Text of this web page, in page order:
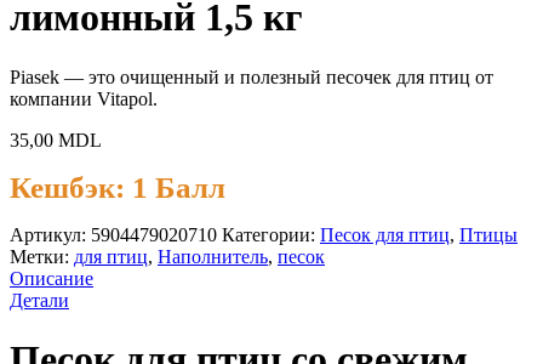
лимонный 1,5 кг
Piasek — это очищенный и полезный песочек для птиц от
компании Vitapol.
35,00 MDL
Кешбэк: 1 Балл
Артикул: 5904479020710 Категории: Песок для птиц, Птицы
Метки: для птиц, Наполнитель, песок
Описание
Детали